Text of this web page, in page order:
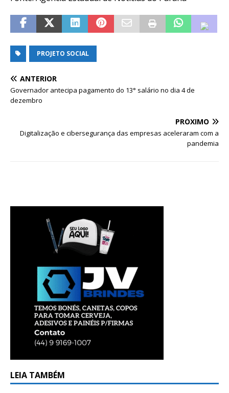
PROJETO SOCIAL
ANTERIOR
Governador antecipa pagamento do 13° salário no dia 4 de
dezembro
PRÓXIMO
Digitalização e cibersegurança das empresas aceleraram com a
pandemia
LEIA TAMBÉM